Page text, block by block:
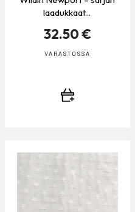
laadukkaat...
32.50 €
VARASTOSSA